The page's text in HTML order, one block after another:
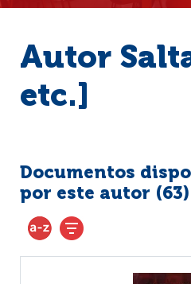
Autor
etc.]
Documentos
por este autor (63)